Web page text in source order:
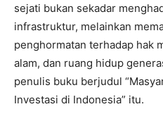
sejati bukan sekadar
infrastruktur, melainkan
penghormatan terhadap hak
alam, dan ruang hidup
penulis buku berjudul
Investasi di Indonesia” itu.